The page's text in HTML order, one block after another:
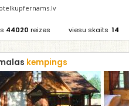
44020 reizes viesu skaits 14
kempings